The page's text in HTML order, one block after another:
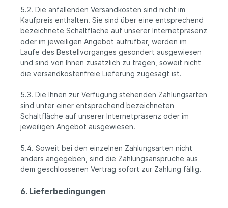
5.2. Die anfallenden Versandkosten sind nicht im
Kaufpreis enthalten. Sie sind über eine entsprechend
bezeichnete Schaltfläche auf unserer Internetpräsenz
oder im jeweiligen Angebot aufrufbar, werden im
Laufe des Bestellvorganges gesondert ausgewiesen
und sind von Ihnen zusätzlich zu tragen, soweit nicht
die versandkostenfreie Lieferung zugesagt ist.
5.3. Die Ihnen zur Verfügung stehenden Zahlungsarten
sind unter einer entsprechend bezeichneten
Schaltfläche auf unserer Internetpräsenz oder im
jeweiligen Angebot ausgewiesen.
5.4. Soweit bei den einzelnen Zahlungsarten nicht
anders angegeben, sind die Zahlungsansprüche aus
dem geschlossenen Vertrag sofort zur Zahlung fällig.
6. Lieferbedingungen